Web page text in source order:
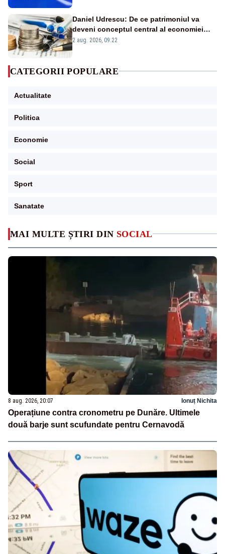
MAI MULTE ȘTIRI DIN SOCIAL
8 aug. 2026, 20:07 Ionuț Nichita
Operațiune contra cronometru pe Dunăre. Ultimele
două barje sunt scufundate pentru Cernavodă
Daniel Udrescu: De ce patrimoniul va
deveni conceptul central al economiei
viitoare?
2 aug. 2026, 09:22
CATEGORII POPULARE
Actualitate
Politica
Economie
Social
Sport
Sanatate